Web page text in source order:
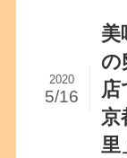
美
の
里
2020
5/16